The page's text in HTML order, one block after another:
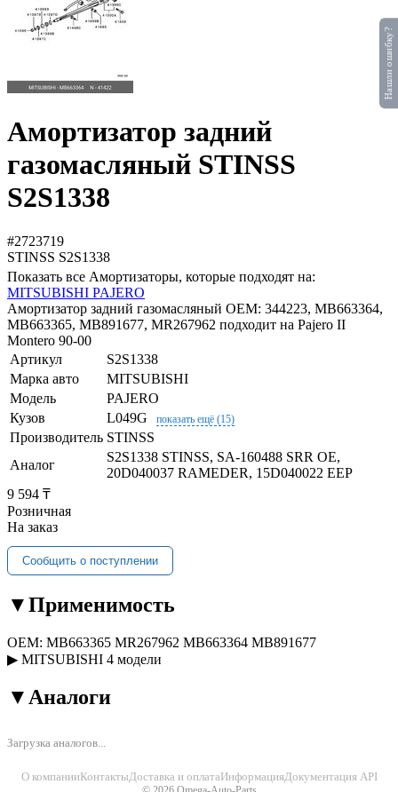
Амортизатор задний
газомасляный STINSS
S2S1338
#2723719
STINSS S2S1338
Показать все Амортизаторы, которые подходят на:
MITSUBISHI PAJERO
Амортизатор задний газомасляный OEM: 344223, MB663364,
MB663365, MB891677, MR267962 подходит на Pajero II
Montero 90-00
Артикул
S2S1338
Марка авто
MITSUBISHI
Модель
PAJERO
Кузов
L049G показать ещё (15)
Производитель STINSS
Аналог
S2S1338 STINSS, SA-160488 SRR OE,
20D040037 RAMEDER, 15D040022 EEP
9 594 ₸
Розничная
На заказ
Сообщить о поступлении
▼Применимость
OEM: MB663365 MR267962 MB663364 MB891677
▶ MITSUBISHI 4 модели
▼ Аналоги
Загрузка аналогов...
О компанииКонтактыДоставка и оплатаИнформацияДокументация API
Нашли ошибку?